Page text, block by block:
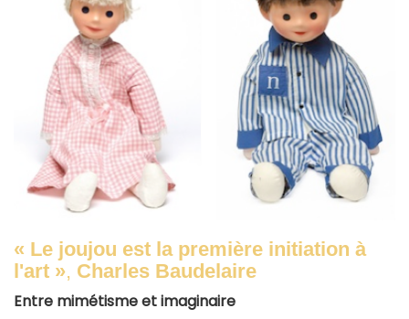
« Le joujou est la première initiation à
l'art », Charles Baudelaire
Entre mimétisme et imaginaire